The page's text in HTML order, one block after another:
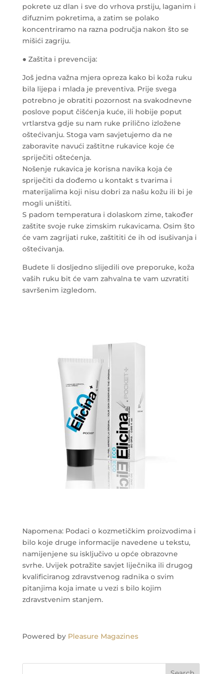
pokrete uz dlan i sve do vrhova prstiju, laganim i
difuznim pokretima, a zatim se polako
koncentriramo na razna područja nakon što se
mišići zagriju.
● Zaštita i prevencija:
Još jedna važna mjera opreza kako bi koža ruku
bila lijepa i mlada je preventiva. Prije svega
potrebno je obratiti pozornost na svakodnevne
poslove poput čišćenja kuće, ili hobije poput
vrtlarstva gdje su nam ruke prilično izložene
oštećivanju. Stoga vam savjetujemo da ne
zaboravite navući zaštitne rukavice koje će
spriječiti oštećenja.
Nošenje rukavica je korisna navika koja će
spriječiti da dođemo u kontakt s tvarima i
materijalima koji nisu dobri za našu kožu ili bi je
mogli uništiti.
S padom temperatura i dolaskom zime, također
zaštite svoje ruke zimskim rukavicama. Osim što
će vam zagrijati ruke, zaštititi će ih od isušivanja i
oštećivanja.
Budete li dosljedno slijedili ove preporuke, koža
vaših ruku bit će vam zahvalna te vam uzvratiti
savršenim izgledom.
Napomena: Podaci o kozmetičkim proizvodima i
bilo koje druge informacije navedene u tekstu,
namijenjene su isključivo u opće obrazovne
svrhe. Uvijek potražite savjet liječnika ili drugog
kvalificiranog zdravstvenog radnika o svim
pitanjima koja imate u vezi s bilo kojim
zdravstvenim stanjem.
Powered by Pleasure Magazines